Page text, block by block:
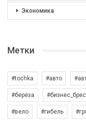
Экономика
Метки
#tochka #авто
#берёза
#вело #гибель